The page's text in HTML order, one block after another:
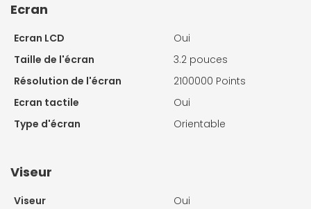
Ecran
Ecran LCD
Oui
Taille de l'écran
3.2 pouces
Résolution de l'écran
2100000 Points
Ecran tactile
Oui
Type d'écran
Orientable
Viseur
Viseur
Oui